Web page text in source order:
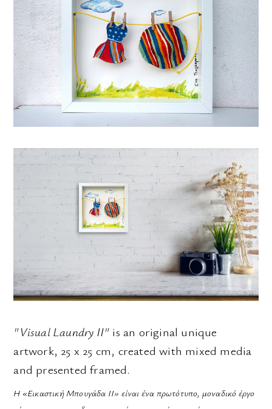
"Visual Laundry II" is an original unique
artwork, 25 x 25 cm, created with mixed media
and presented framed.
Η «Εικαστική Μπουγάδα II» είναι ένα πρωτότυπο, μοναδικό έργο